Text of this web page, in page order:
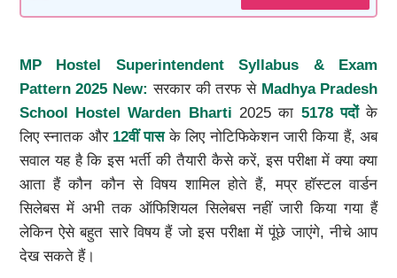
MP Hostel Superintendent Syllabus & Exam
Pattern 2025 New:सरकार की तरफ से Madhya Pradesh
School Hostel Warden Bharti 2025 का 5178 पदोंके
लिए स्नातक और 12वीं पासके लिए नोटिफिकेशन जारी किया हैं, अब
सवाल यह है कि इस भर्ती की तैयारी कैसे करें, इस परीक्षा में क्या क्या
आता हैं कौन कौन से विषय शामिल होते हैं, मप्र हॉस्टल वार्डन
सिलेबस में अभी तक ऑफिशियल सिलेबस नहीं जारी किया गया हैं
लेकिन ऐसे बहुत सारे विषय हैं जो इस परीक्षा में पूंछे जाएंगे, नीचे आप
देख सकते हैं।